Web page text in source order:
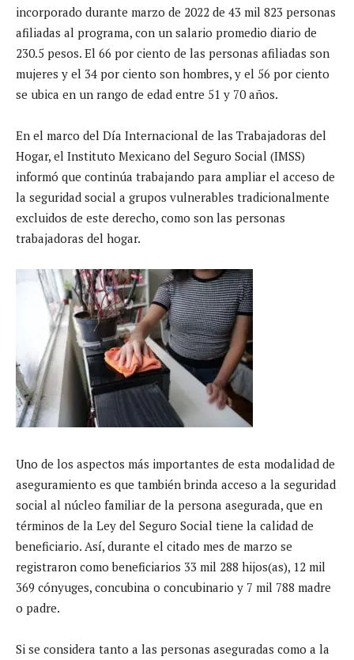
incorporado durante marzo de 2022 de 43 mil 823 personas
afiliadas al programa, con un salario promedio diario de
230.5 pesos. El 66 por ciento de las personas afiliadas son
mujeres y el 34 por ciento son hombres, y el 56 por ciento
se ubica en un rango de edad entre 51 y 70 años.
En el marco del Día Internacional de las Trabajadoras del
Hogar, el Instituto Mexicano del Seguro Social (IMSS)
informó que continúa trabajando para ampliar el acceso de
la seguridad social a grupos vulnerables tradicionalmente
excluidos de este derecho, como son las personas
trabajadoras del hogar.
Uno de los aspectos más importantes de esta modalidad de
aseguramiento es que también brinda acceso a la seguridad
social al núcleo familiar de la persona asegurada, que en
términos de la Ley del Seguro Social tiene la calidad de
beneficiario. Así, durante el citado mes de marzo se
registraron como beneficiarios 33 mil 288 hijos(as), 12 mil
369 cónyuges, concubina o concubinario y 7 mil 788 madre
o padre.
Si se considera tanto a las personas aseguradas como a la